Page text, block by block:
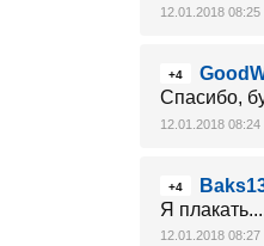
12.01.2018 08:25
+4
Спасибо,
12.01.2018 08:24
+4
Я
12.01.2018 08:27